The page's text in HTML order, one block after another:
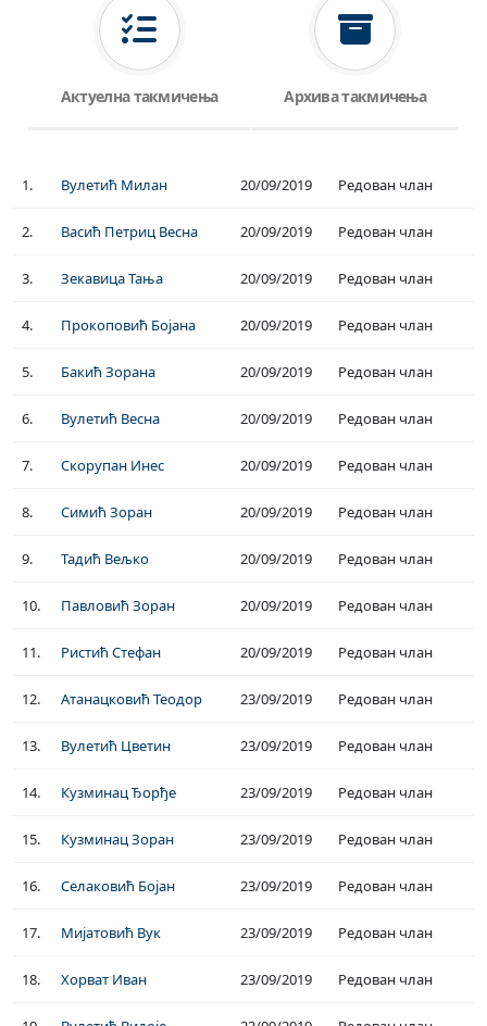
Актуелна такмичења Архива такмичења
1. Вулетић Милан 20/09/2019 Редован члан
2. Васић Петриц Весна 20/09/2019 Редован члан
3. Зекавица Тања 20/09/2019 Редован члан
4. Прокоповић Бојана 20/09/2019 Редован члан
5. Бакић Зорана 20/09/2019 Редован члан
6. Вулетић Весна 20/09/2019 Редован члан
7. Скорупан Инес 20/09/2019 Редован члан
8. Симић Зоран 20/09/2019 Редован члан
9. Тадић Вељко 20/09/2019 Редован члан
10. Павловић Зоран 20/09/2019 Редован члан
11. Ристић Стефан 20/09/2019 Редован члан
12. Атанацковић Теодор 23/09/2019 Редован члан
13. Вулетић Цветин 23/09/2019 Редован члан
14. Кузминац Ђорђе 23/09/2019 Редован члан
15. Кузминац Зоран 23/09/2019 Редован члан
16. Селаковић Бојан 23/09/2019 Редован члан
17. Мијатовић Вук 23/09/2019 Редован члан
18. Хорват Иван 23/09/2019 Редован члан